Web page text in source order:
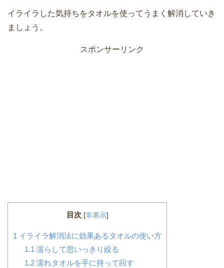
イライラした気持ちをタオルを使ってうまく解消していき
ましょう。
スポンサーリンク
目次 [非表示]
1 イライラ解消法に効果あるタオルの使い方
1.1 濡らして思いっきり絞る
1.2濡れタオルを手に持って回す